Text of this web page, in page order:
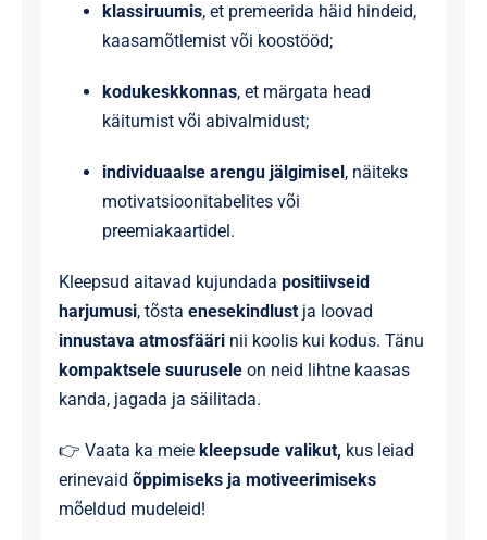
klassiruumis, et premeerida häid hindeid,
kaasamõtlemist või koostööd;
kodukeskkonnas, et märgata head
käitumist või abivalmidust;
individuaalse arengu jälgimisel , näiteks
motivatsioonitabelites või
preemiakaartidel.
Kleepsud aitavad kujundada positiivseid
harjumusi, tõsta enesekindlustja loovad
innustava atmosfäärinii koolis kui kodus. Tänu
kompaktsele suuruseleon neid lihtne kaasas
kanda, jagada ja säilitada.
👉 Vaata ka meie kleepsude valikut, kus leiad
erinevaid õppimiseks ja motiveerimiseks
mõeldud mudeleid!